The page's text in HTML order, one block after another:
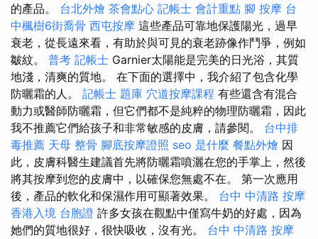
的產品。 台北外燴 茶會點心 記帳士 會計重點 腳 按摩 台
中楓樹6街喬骨 西屯按摩 這些產品可靠地保護陽光，過早
衰老，從長遠來看，有助於與可見的衰老跡像作鬥爭，例如
皺紋。 普考 記帳士 Garnier太陽能是完美的日光浴，其質
地淺，清爽的質地。 在下面的選擇中，我介紹了包含化學
防曬霜的人。 記帳士 題庫 穴道按摩課程 有些還含有混合
動力或醫師防曬霜，但它們都不是純粹的物理防曬霜，因此
我不推薦它們給孩子和非常敏感的皮膚，請參閱。 台中排
毒推薦 天母 整骨 腳底按摩證照 seo 是什麼 餐點外燴 因
此，皮膚科醫生建議首先將防曬霜噴灑在您的手掌上，然後
將其按摩到您的皮膚中，以確保您無處不在。 第一次應用
後，產品的軟化和保濕作用可顯著效果。 台中 中清路 按摩
香港入境 台胞證 許多女孩在觀點中僅寫牛奶的好處，因為
她們的質地很好，很快吸收，沒有光。 台中 中清路 按摩